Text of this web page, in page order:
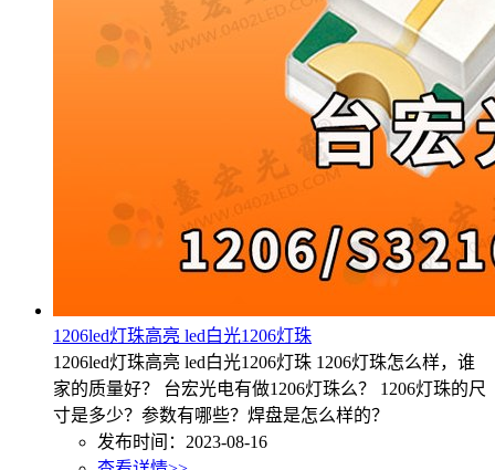
1206led灯珠高亮 led白光1206灯珠
1206led灯珠高亮 led白光1206灯珠 1206灯珠怎么样，谁
家的质量好？ 台宏光电有做1206灯珠么？ 1206灯珠的尺
寸是多少？参数有哪些？焊盘是怎么样的？
发布时间：2023-08-16